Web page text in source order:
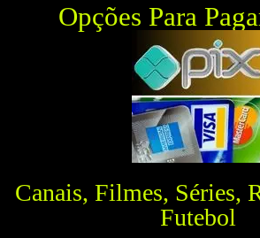
Opções Para
Canais, Filmes, Séries,
Futebol